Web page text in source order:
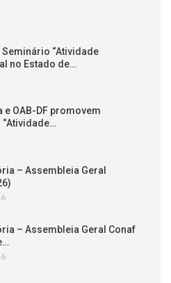
“Atividade
no Estado de…
e OAB-DF promovem
– Assembleia Geral
– Assembleia Geral Conaf